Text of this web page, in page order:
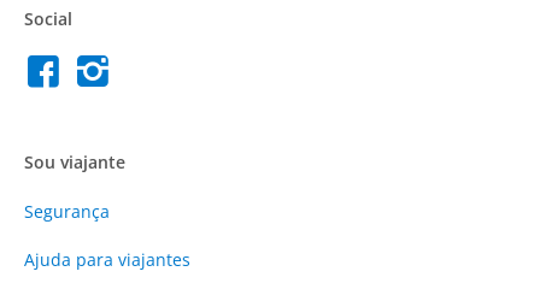
Social
Sou viajante
Segurança
Ajuda para viajantes